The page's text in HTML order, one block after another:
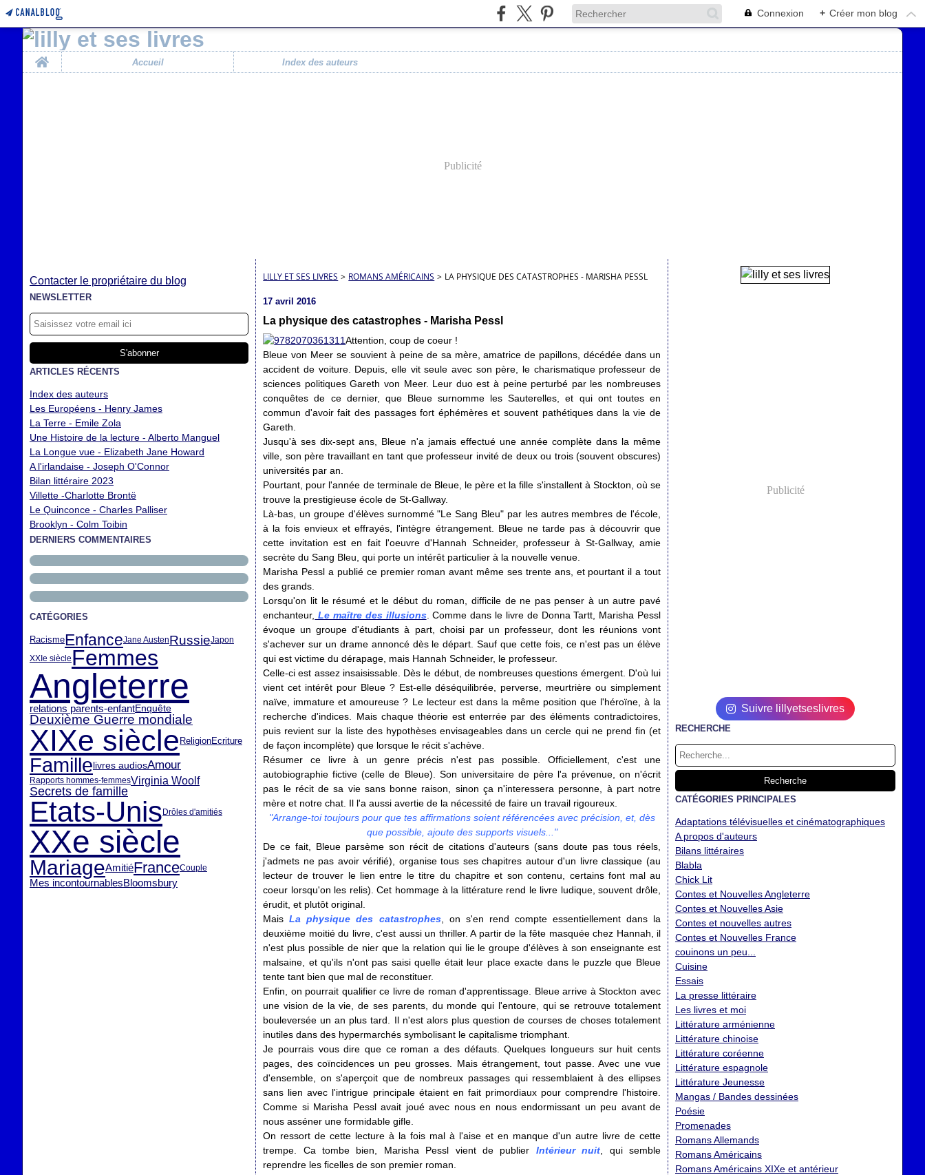
Connexion + Créer mon blog
Home
Accueil Index des auteurs
Publicité
Contacter le propriétaire du blog
NEWSLETTER
ARTICLES RÉCENTS
Index des auteurs
Les Européens - Henry James
La Terre - Emile Zola
Une Histoire de la lecture - Alberto Manguel
La Longue vue - Elizabeth Jane Howard
A l'irlandaise - Joseph O'Connor
Bilan littéraire 2023
Villette -Charlotte Brontë
Le Quinconce - Charles Palliser
Brooklyn - Colm Toibin
DERNIERS COMMENTAIRES
CATÉGORIES
RacismeEnfanceJane AustenRussieJapon
XXIe siècle Femmes
Angleterre
relations parents-enfantEnquête
Deuxième Guerre mondiale
XIXe siècle ReligionEcriture
Famillelivres audiosAmour
Rapports hommes-femmesVirginia Woolf
Secrets de famille
Etats-UnisDrôles d'amitiés
XXe siècle
MariageAmitiéFranceCouple
Mes incontournablesBloomsbury
LILLY ET SES LIVRES > ROMANS AMÉRICAINS > LA PHYSIQUE DES CATASTROPHES - MARISHA PESSL
17 avril 2016
La physique des catastrophes - Marisha Pessl
Attention, coup de coeur !
Bleue von Meer se souvient à peine de sa mère, amatrice de papillons, décédée dans un
accident de voiture. Depuis, elle vit seule avec son père, le charismatique professeur de
sciences politiques Gareth von Meer. Leur duo est à peine perturbé par les nombreuses
conquêtes de ce dernier, que Bleue surnomme les Sauterelles, et qui ont toutes en
commun d'avoir fait des passages fort éphémères et souvent pathétiques dans la vie de
Gareth.
Jusqu'à ses dix-sept ans, Bleue n'a jamais effectué une année complète dans la même
ville, son père travaillant en tant que professeur invité de deux ou trois (souvent obscures)
universités par an.
Pourtant, pour l'année de terminale de Bleue, le père et la fille s'installent à Stockton, où se
trouve la prestigieuse école de St-Gallway.
Là-bas, un groupe d'élèves surnommé "Le Sang Bleu" par les autres membres de l'école,
à la fois envieux et effrayés, l'intègre étrangement. Bleue ne tarde pas à découvrir que
cette invitation est en fait l'oeuvre d'Hannah Schneider, professeur à St-Gallway, amie
secrète du Sang Bleu, qui porte un intérêt particulier à la nouvelle venue.
Marisha Pessl a publié ce premier roman avant même ses trente ans, et pourtant il a tout
des grands.
Lorsqu'on lit le résumé et le début du roman, difficile de ne pas penser à un autre pavé
enchanteur, Le maître des illusions. Comme dans le livre de Donna Tartt, Marisha Pessl
évoque un groupe d'étudiants à part, choisi par un professeur, dont les réunions vont
s'achever sur un drame annoncé dès le départ. Sauf que cette fois, ce n'est pas un élève
qui est victime du dérapage, mais Hannah Schneider, le professeur.
Celle-ci est assez insaisissable. Dès le début, de nombreuses questions émergent. D'où lui
vient cet intérêt pour Bleue ? Est-elle déséquilibrée, perverse, meurtrière ou simplement
naïve, immature et amoureuse ? Le lecteur est dans la même position que l'héroïne, à la
recherche d'indices. Mais chaque théorie est enterrée par des éléments contradictoires,
puis revient sur la liste des hypothèses envisageables dans un cercle qui ne prend fin (et
de façon incomplète) que lorsque le récit s'achève.
Résumer ce livre à un genre précis n'est pas possible. Officiellement, c'est une
autobiographie fictive (celle de Bleue). Son universitaire de père l'a prévenue, on n'écrit
pas le récit de sa vie sans bonne raison, sinon ça n'interessera personne, à part notre
mère et notre chat. Il l'a aussi avertie de la nécessité de faire un travail rigoureux.
"Arrange-toi toujours pour que tes affirmations soient référencées avec précision, et, dès
que possible, ajoute des supports visuels..."
De ce fait, Bleue parsème son récit de citations d'auteurs (sans doute pas tous réels,
j'admets ne pas avoir vérifié), organise tous ses chapitres autour d'un livre classique (au
lecteur de trouver le lien entre le titre du chapitre et son contenu, certains font mal au
coeur lorsqu'on les relis). Cet hommage à la littérature rend le livre ludique, souvent drôle,
érudit, et plutôt original.
MaisLa physique des catastrophes, on s'en rend compte essentiellement dans la
deuxième moitié du livre, c'est aussi un thriller. A partir de la fête masquée chez Hannah, il
n'est plus possible de nier que la relation qui lie le groupe d'élèves à son enseignante est
malsaine, et qu'ils n'ont pas saisi quelle était leur place exacte dans le puzzle que Bleue
tente tant bien que mal de reconstituer.
Enfin, on pourrait qualifier ce livre de roman d'apprentissage. Bleue arrive à Stockton avec
une vision de la vie, de ses parents, du monde qui l'entoure, qui se retrouve totalement
bouleversée un an plus tard. Il n'est alors plus question de courses de choses totalement
inutiles dans des hypermarchés symbolisant le capitalisme triomphant.
Je pourrais vous dire que ce roman a des défauts. Quelques longueurs sur huit cents
pages, des coïncidences un peu grosses. Mais étrangement, tout passe. Avec une vue
d'ensemble, on s'aperçoit que de nombreux passages qui ressemblaient à des ellipses
sans lien avec l'intrigue principale étaient en fait primordiaux pour comprendre l'histoire.
Comme si Marisha Pessl avait joué avec nous en nous endormissant un peu avant de
nous asséner une formidable gifle.
On ressort de cette lecture à la fois mal à l'aise et en manque d'un autre livre de cette
trempe. Ca tombe bien, Marisha Pessl vient de publier Intérieur nuit , qui semble
reprendre les ficelles de son premier roman.
Publicité
Suivre lillyetseslivres
RECHERCHE
CATÉGORIES PRINCIPALES
Adaptations télévisuelles et cinématographiques
A propos d'auteurs
Bilans littéraires
Blabla
Chick Lit
Contes et Nouvelles Angleterre
Contes et Nouvelles Asie
Contes et nouvelles autres
Contes et Nouvelles France
couinons un peu...
Cuisine
Essais
La presse littéraire
Les livres et moi
Littérature arménienne
Littérature chinoise
Littérature coréenne
Littérature espagnole
Littérature Jeunesse
Mangas / Bandes dessinées
Poésie
Promenades
Romans Allemands
Romans Américains
Romans Américains XIXe et antérieur